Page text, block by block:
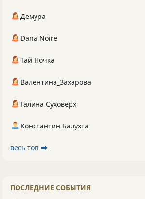
Демура
Dana Noire
Тай Ночка
Валентина_Захарова
Галина Суховерх
Константин Балухта
весь топ ⮕
ПОСЛЕДНИЕ СОБЫТИЯ